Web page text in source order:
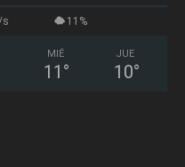
s 11%
MIÉ
11 °
JUE
10°